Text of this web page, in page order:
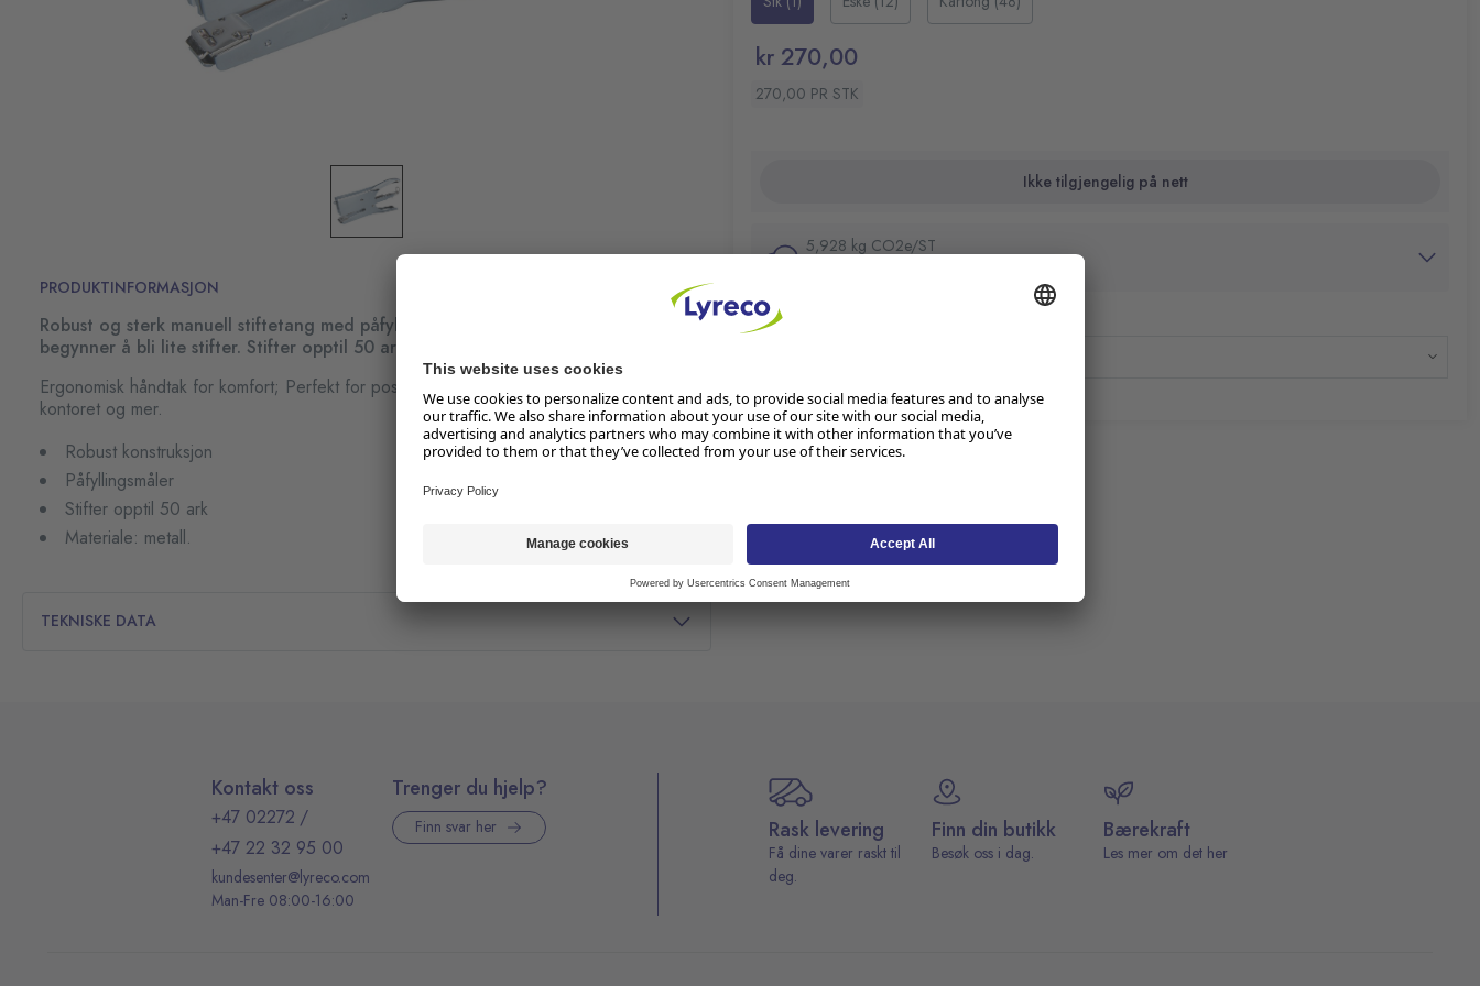
PRODUKTINFORMASJON
Robust og sterk manuell stiftetang med påfyllingsmåler slik at du kan se når det
begynner å bli lite stifter. Stifter opptil 50 ark.
Ergonomisk håndtak for komfort; Perfekt for postrommet, restauranten, hjemmet,
kontoret og mer.
Robust konstruksjon
Påfyllingsmåler
Stifter opptil 50 ark
Materiale: metall.
TEKNISKE DATA
Materiale: metall.
kr 270,00
270,00 PR STK
Ikke tilgjengelig på nett
5,928 kg CO2e/ST
Restnotert:
Kontakt oss
+47 02272 /
+47 22 32 95 00
kundesenter@lyreco.com
Man-Fre 08:00-16:00
Trenger du hjelp?
Finn svar her Rask levering
Få dine varer raskt til
deg.
Finn din butikk
Besøk oss i dag.
Bærekraft
Les mer om det her